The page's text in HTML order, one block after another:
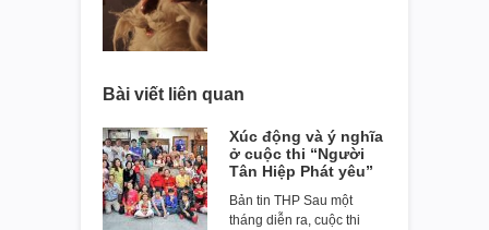
Bài viết liên quan
Xúc động và ý nghĩa
ở cuộc thi “Người
Tân Hiệp Phát yêu”
Bản tin THP Sau một
tháng diễn ra, cuộc thi